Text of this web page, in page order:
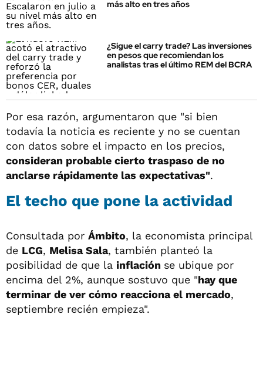
más alto en tres años
¿Sigue el carry trade? Las inversiones
en pesos que recomiendan los
analistas tras el último REM del BCRA
Por esa razón, argumentaron que "si bien
todavía la noticia es reciente y no se cuentan
con datos sobre el impacto en los precios,
consideran probable cierto traspaso de no
anclarse rápidamente las expectativas".
El techo que pone la actividad
Consultada por Ámbito, la economista principal
de LCG, Melisa Sala, también planteó la
posibilidad de que la inflación se ubique por
encima del 2%, aunque sostuvo que "hay que
terminar de ver cómo reacciona el mercado,
septiembre recién empieza".